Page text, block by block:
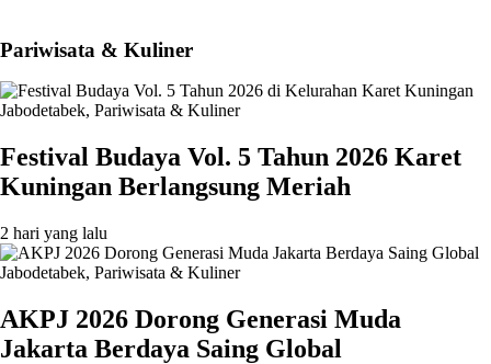
Pariwisata & Kuliner
Jabodetabek, Pariwisata & Kuliner
Festival Budaya Vol. 5 Tahun 2026 Karet
Kuningan Berlangsung Meriah
2 hari yang lalu
Jabodetabek, Pariwisata & Kuliner
AKPJ 2026 Dorong Generasi Muda
Jakarta Berdaya Saing Global